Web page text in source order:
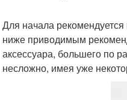
Для начала
ниже приводимым
аксессуара, большего по
несложно, имея уже